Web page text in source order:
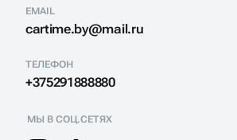
EMAIL
cartime.by@mail.ru
ТЕЛЕФОН
+375291888880
МЫ В СОЦ.СЕТЯХ